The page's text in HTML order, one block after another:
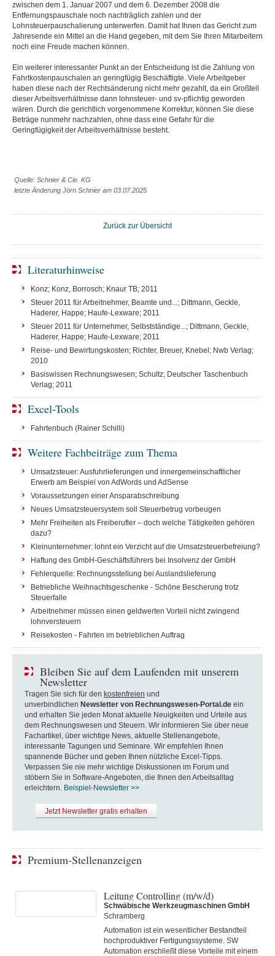
zwischen dem 1. Januar 2007 und dem 6. Dezember 2008 die
Entfernungspauschale noch nachträglich zahlen und der
Lohnsteuerpauschalierung unterwerfen. Damit hat Ihnen das Gericht zum
Jahresende ein Mittel an die Hand gegeben, mit dem Sie Ihren Mitarbeitern
noch eine Freude machen können.
Ein weiterer interessanter Punkt an der Entscheidung ist die Zahlung von
Fahrtkostenpauschalen an geringfügig Beschäftigte. Viele Arbeitgeber
haben diese nach der Rechtsänderung nicht mehr gezahlt, da ein Großteil
dieser Arbeitsverhältnisse dann lohnsteuer- und sv-pflichtig geworden
wären. Durch die gerichtlich vorgenommene Korrektur, können Sie diese
Beträge nunmehr nachzahlen, ohne dass eine Gefahr für die
Geringfügigkeit der Arbeitsverhältnisse besteht.
Quelle: Schnier & Cie. KG
letzte Änderung Jörn Schnier am 03.07.2025
Zurück zur Übersicht
Literaturhinweise
Konz; Konz, Borrosch; Knaur TB; 2011
Steuer 2011 für Arbeitnehmer, Beamte und...; Dittmann, Geckle,
Haderer, Happe; Haufe-Lexware; 2011
Steuer 2011 für Unternehmer, Selbstständige...; Dittmann, Geckle,
Haderer, Happe; Haufe-Lexware; 2011
Reise- und Bewirtungskosten; Richter, Breuer, Knebel; Nwb Verlag;
2010
Basiswissen Rechnungswesen; Schultz; Deutscher Taschenbuch
Verlag; 2011
Excel-Tools
Fahrtenbuch (Rainer Schilli)
Weitere Fachbeiträge zum Thema
Umsatzsteuer: Ausfuhrlieferungen und innergemeinschaftlicher
Erwerb am Beispiel von AdWords und AdSense
Voraussetzungen einer Ansparabschreibung
Neues Umsatzsteuersystem soll Steuerbetrug vorbeugen
Mehr Freiheiten als Freiberufler – doch welche Tätigkeiten gehören
dazu?
Kleinunternehmer: lohnt ein Verzicht auf die Umsatzsteuerbefreiung?
Haftung des GmbH-Geschäftsführers bei Insolvenz der GmbH
Fehlerquelle: Rechnungsstellung bei Auslandslieferung
Betriebliche Weihnachtsgeschenke - Schöne Bescherung trotz
Steuerfalle
Arbeitnehmer müssen einen geldwerten Vorteil nicht zwingend
lohnversteuern
Reisekosten - Fahrten im betrieblichen Auftrag
Bleiben Sie auf dem Laufenden mit unserem
Newsletter
Tragen Sie sich für den kostenfreien und
unverbindlichen Newsletter von Rechnungswesen-Portal.de ein
und erhalten Sie jeden Monat aktuelle Neuigkeiten und Urteile aus
dem Rechnungswesen und Steuern. Wir informieren Sie über neue
Fachartikel, über wichtige News, aktuelle Stellenangebote,
interessante Tagungen und Seminare. Wir empfehlen Ihnen
spannende Bücher und geben Ihnen nützliche Excel-Tipps.
Verpassen Sie nie mehr wichtige Diskussionen im Forum und
stöbern Sie in Software-Angeboten, die Ihnen den Arbeitsalltag
erleichtern. Beispiel-Newsletter >>
Jetzt Newsletter gratis erhalten
Premium-Stellenanzeigen
Leitung Controlling (m/w/d)
Schwäbische Werkzeugmaschinen GmbH
Schramberg
Automation ist ein wesentlicher Bestandteil
hochproduktiver Fertigungssysteme. SW
Automation erschließt diese Vorteile mit einem